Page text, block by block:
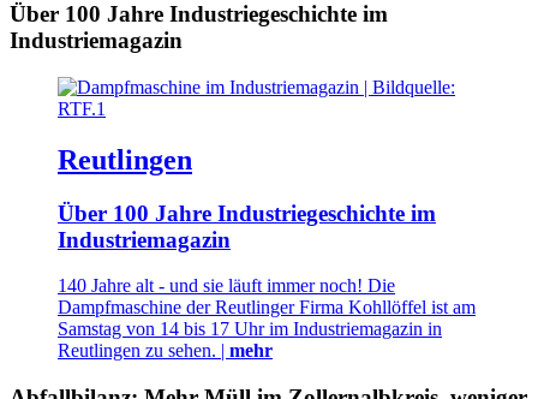
Über 100 Jahre Industriegeschichte im
Industriemagazin
Reutlingen
Über 100 Jahre Industriegeschichte im
Industriemagazin
140 Jahre alt - und sie läuft immer noch! Die
Dampfmaschine der Reutlinger Firma Kohllöffel ist am
Samstag von 14 bis 17 Uhr im Industriemagazin in
Reutlingen zu sehen. | mehr